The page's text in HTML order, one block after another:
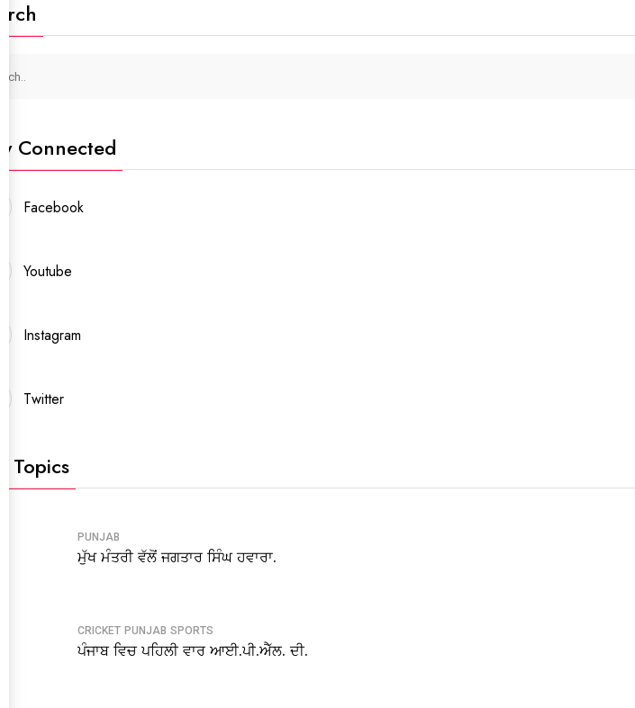
Connected
Facebook
Youtube
Instagram
Twitter
Topics
PUNJAB
ਮੁੱਖ ਮੰਤਰੀ ਵੱਲੋਂ ਜਗਤਾਰ ਸਿੰਘ ਹਵਾਰਾ.
CRICKET PUNJAB SPORTS
ਪੰਜਾਬ ਵਿਚ ਪਹਿਲੀ ਵਾਰ ਆਈ.ਪੀ.ਐੱਲ. ਦੀ.